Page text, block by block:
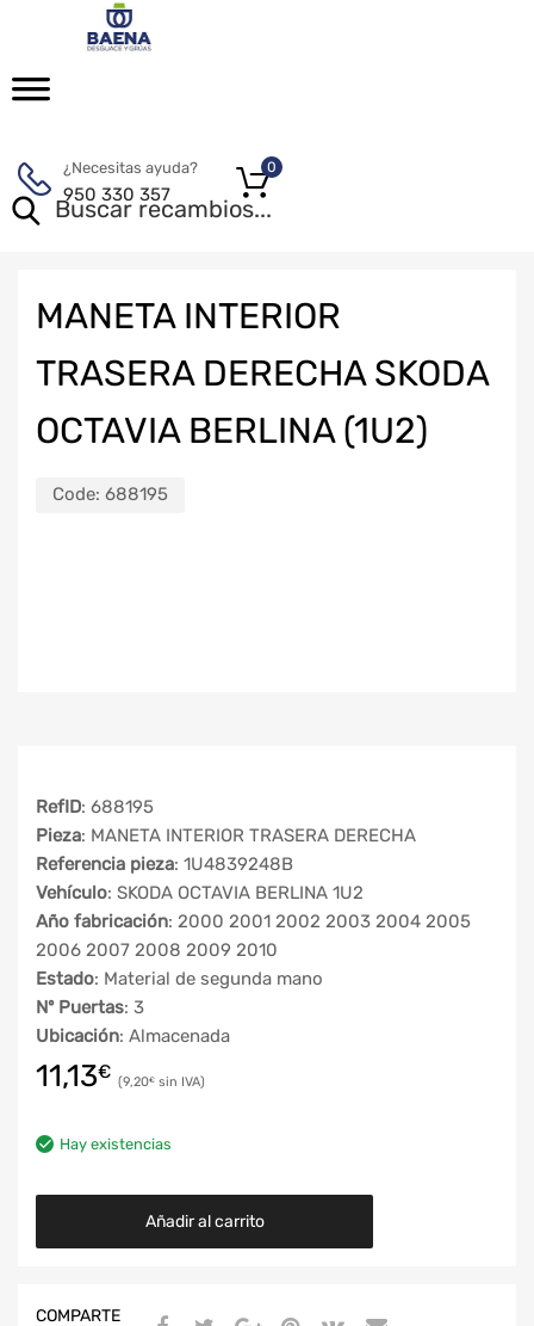
¿Necesitas ayuda?
950 330 357
0
MANETA INTERIOR
TRASERA DERECHA SKODA
OCTAVIA BERLINA (1U2)
Code: 688195
RefID: 688195
Pieza: MANETA INTERIOR TRASERA DERECHA
Referencia pieza: 1U4839248B
Vehículo: SKODA OCTAVIA BERLINA 1U2
Año fabricación: 2000 2001 2002 2003 2004 2005
2006 2007 2008 2009 2010
Estado: Material de segunda mano
Nº Puertas: 3
Ubicación: Almacenada
11,13€ 9,20€
Hay existencias
Añadir al carrito
COMPARTE